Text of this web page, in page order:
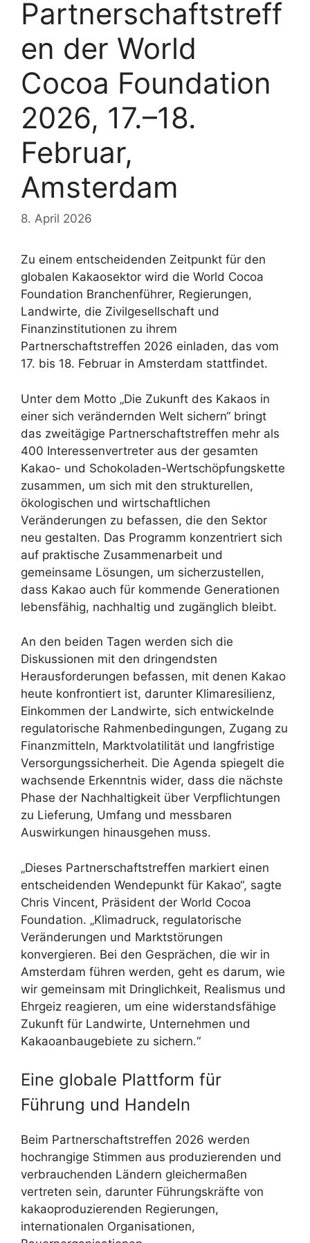
Partnerschaftstreff
en der World
Cocoa Foundation
2026, 17.–18.
Februar,
Amsterdam
8. April 2026
Zu einem entscheidenden Zeitpunkt für den
globalen Kakaosektor wird die World Cocoa
Foundation Branchenführer, Regierungen,
Landwirte, die Zivilgesellschaft und
Finanzinstitutionen zu ihrem
Partnerschaftstreffen 2026 einladen, das vom
17. bis 18. Februar in Amsterdam stattfindet.
Unter dem Motto „Die Zukunft des Kakaos in
einer sich verändernden Welt sichern“ bringt
das zweitägige Partnerschaftstreffen mehr als
400 Interessenvertreter aus der gesamten
Kakao- und Schokoladen-Wertschöpfungskette
zusammen, um sich mit den strukturellen,
ökologischen und wirtschaftlichen
Veränderungen zu befassen, die den Sektor
neu gestalten. Das Programm konzentriert sich
auf praktische Zusammenarbeit und
gemeinsame Lösungen, um sicherzustellen,
dass Kakao auch für kommende Generationen
lebensfähig, nachhaltig und zugänglich bleibt.
An den beiden Tagen werden sich die
Diskussionen mit den dringendsten
Herausforderungen befassen, mit denen Kakao
heute konfrontiert ist, darunter Klimaresilienz,
Einkommen der Landwirte, sich entwickelnde
regulatorische Rahmenbedingungen, Zugang zu
Finanzmitteln, Marktvolatilität und langfristige
Versorgungssicherheit. Die Agenda spiegelt die
wachsende Erkenntnis wider, dass die nächste
Phase der Nachhaltigkeit über Verpflichtungen
zu Lieferung, Umfang und messbaren
Auswirkungen hinausgehen muss.
„Dieses Partnerschaftstreffen markiert einen
entscheidenden Wendepunkt für Kakao“, sagte
Chris Vincent, Präsident der World Cocoa
Foundation. „Klimadruck, regulatorische
Veränderungen und Marktstörungen
konvergieren. Bei den Gesprächen, die wir in
Amsterdam führen werden, geht es darum, wie
wir gemeinsam mit Dringlichkeit, Realismus und
Ehrgeiz reagieren, um eine widerstandsfähige
Zukunft für Landwirte, Unternehmen und
Kakaoanbaugebiete zu sichern.“
Eine globale Plattform für
Führung und Handeln
Beim Partnerschaftstreffen 2026 werden
hochrangige Stimmen aus produzierenden und
verbrauchenden Ländern gleichermaßen
vertreten sein, darunter Führungskräfte von
kakaoproduzierenden Regierungen,
internationalen Organisationen,